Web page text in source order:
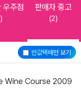
우주점 판매자 중고
(2)
반값택배만 보기
Wine Course 2009